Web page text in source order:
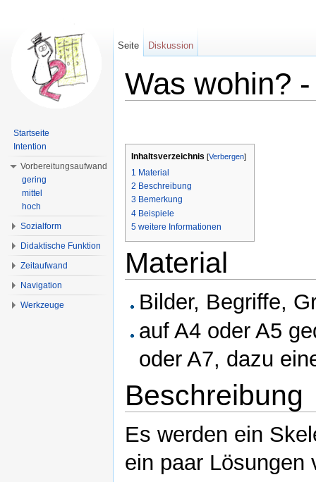
Was wohin?
Inhaltsverzeichnis [Verbergen]
1 Material
2 Beschreibung
3 Bemerkung
4 Beispiele
5 weitere Informationen
Material
Bilder, Begriffe,
auf A4 oder A5
oder A7, dazu
Beschreibung
Es werden ein
ein paar Lösungen
Seite Diskussion
Startseite
Intention
Vorbereitungsaufwand
gering
mittel
hoch
Sozialform
Didaktische Funktion
Zeitaufwand
Navigation
Werkzeuge